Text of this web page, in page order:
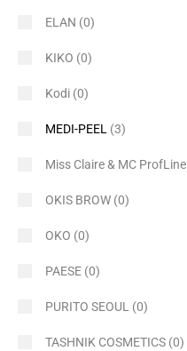
ELAN (0)
KIKO (0)
Kodi (0)
MEDI-PEEL (3)
Miss Claire & MC ProfLine
OKIS BROW (0)
OKO (0)
PAESE (0)
PURITO SEOUL (0)
TASHNIK COSMETICS (0)